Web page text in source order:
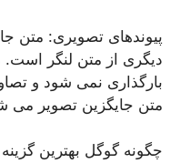
پیوندهای تصویری: متن
دیگری از متن لنگر است.
بارگذاری نمی شود و
متن جایگزین تصویر می
چگونه گوگل بهترین